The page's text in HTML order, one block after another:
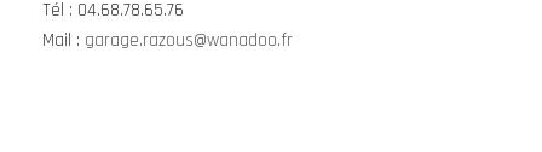
Tél : 04.68.78.65.76
Mail : garage.razous@wanadoo.fr